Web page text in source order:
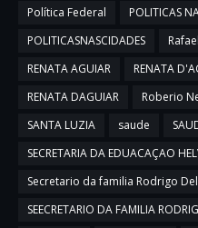
Política Federal
POLITICAS
POLITICASNASCIDADES
RENATA AGUIAR
RENATA
RENATA DAGUIAR
Roberio
SANTA LUZIA
saude
SECRETARIA DA EDUACAÇAO
Secretario da familia Rodrigo
SEECRETARIO DA FAMILIA